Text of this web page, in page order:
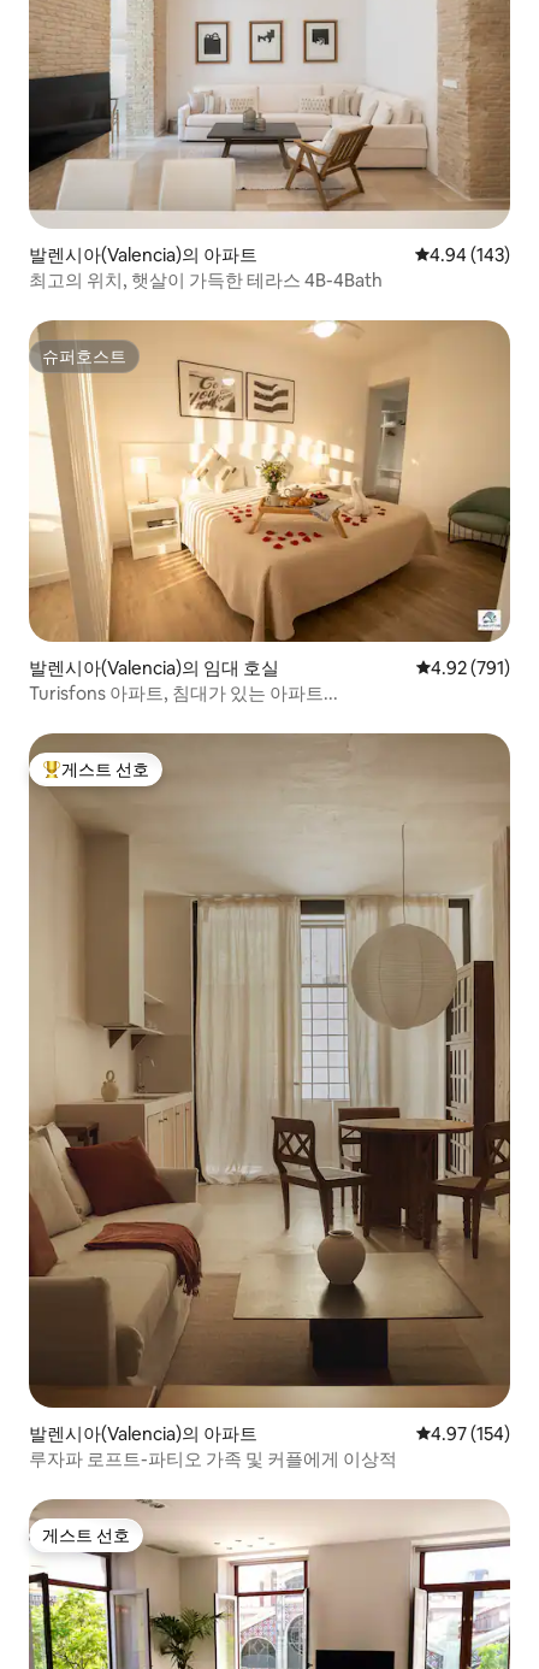
발렌시아(Valencia)의 아파트 평점 4.94점(5
4.94 (143)
최고의 위치, 햇살이 가득한 테라스 4B-4Bath
슈퍼호스트
슈퍼호스트
발렌시아(Valencia)의 임대 호실 평점 4.92점(5
4.92 (791)
Turisfons 아파트, 침대가 있는 아파트...
상위 게스트 선호
게스트 선호
발렌시아(Valencia)의 아파트 평점 4.97점(5
4.97 (154)
루자파 로프트-파티오 가족 및 커플에게 이상적
게스트 선호
게스트 선호